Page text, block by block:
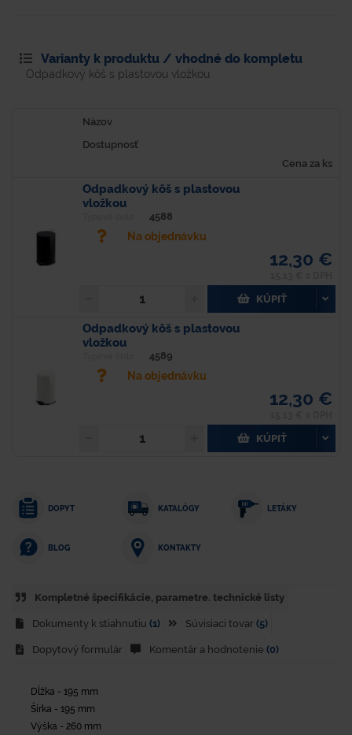
Varianty k produktu / vhodné do kompletu
Odpadkový kôš s plastovou vložkou
Názov
Dostupnosť
Cena za ks
Odpadkový kôš s plastovou
vložkou
4588
Na objednávku
12,30 €
KÚPIŤ
Odpadkový kôš s plastovou
vložkou
4589
Na objednávku
12,30 €
KÚPIŤ
DOPYT KATALÓGY LETÁKY
BLOG KONTAKTY
Kompletné špecifikácie, parametre. technické listy
Dokumenty k stiahnutiu (1) Súvisiaci tovar (5)
Dopytový formulár Komentár a hodnotenie (0)
Dĺžka - 195 mm
Šírka - 195 mm
Výška - 260 mm